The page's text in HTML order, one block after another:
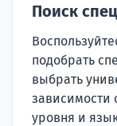
Поиск
подобрать
выбрать
зависимости
уровня и